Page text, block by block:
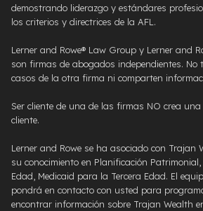
demostrando liderazgo y estándares
los criterios y directrices de la AFL.
Lerner and Rowe® Law Group y Lerner and
son firmas de abogados independientes. No
casos de la otra firma ni comparten
Ser cliente de una de las firmas NO crea
cliente.
Lerner and Rowe se ha asociado con Trajan
su conocimiento en Planificación Patrimonial,
Edad, Medicaid para la Tercera Edad. El
pondrá en contacto con usted para
encontrar información sobre Trajan Wealth